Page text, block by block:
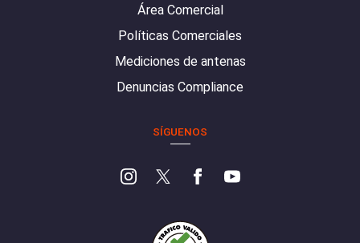
Área Comercial
Políticas Comerciales
Mediciones de antenas
Denuncias Compliance
SÍGUENOS